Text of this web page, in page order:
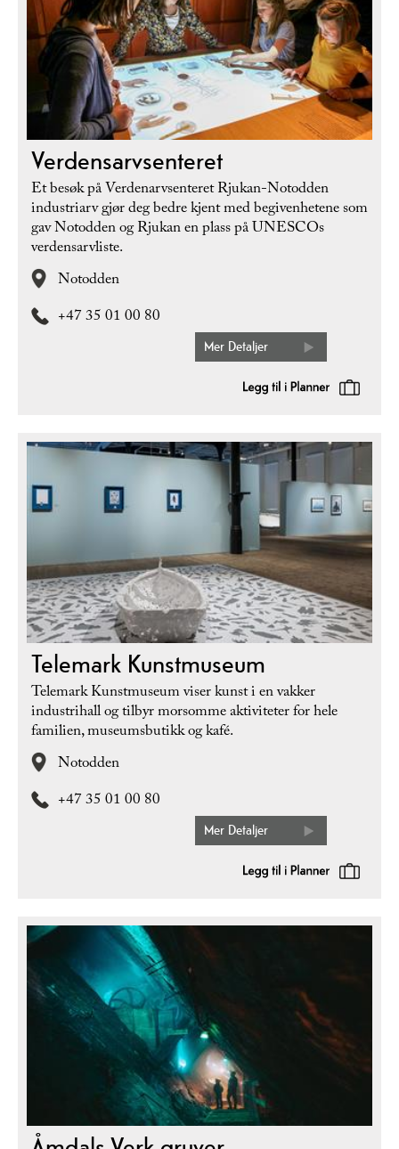
Verdensarvsenteret
Et besøk på Verdenarvsenteret Rjukan-Notodden
industriarv gjør deg bedre kjent med begivenhetene som
gav Notodden og Rjukan en plass på UNESCOs
verdensarvliste.
Notodden
+47 35 01 00 80
Mer Detaljer
Telemark Kunstmuseum
Telemark Kunstmuseum viser kunst i en vakker
industrihall og tilbyr morsomme aktiviteter for hele
familien, museumsbutikk og kafé.
Notodden
+47 35 01 00 80
Mer Detaljer